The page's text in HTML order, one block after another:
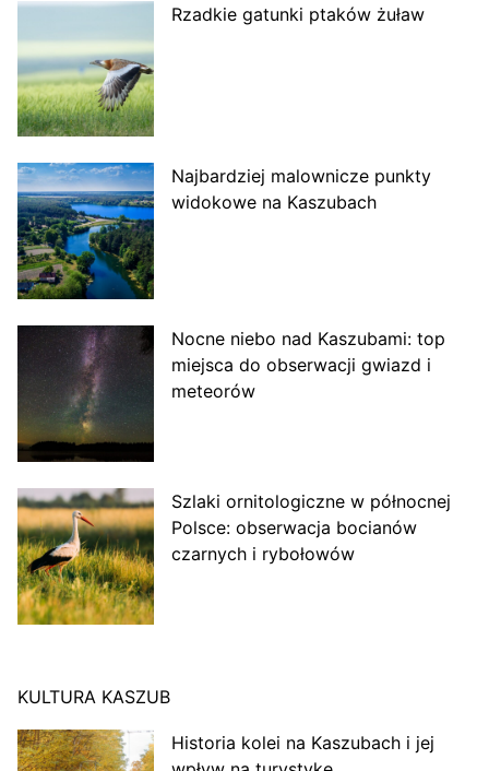
Rzadkie gatunki ptaków żuław
Najbardziej malownicze punkty
widokowe na Kaszubach
Nocne niebo nad Kaszubami: top
miejsca do obserwacji gwiazd i
meteorów
Szlaki ornitologiczne w północnej
Polsce: obserwacja bocianów
czarnych i rybołowów
KULTURA KASZUB
Historia kolei na Kaszubach i jej